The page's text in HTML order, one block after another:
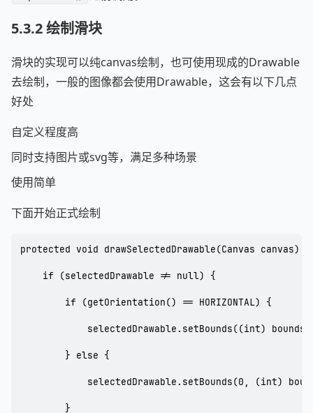
5.3.2 绘制滑块
滑块的实现可以纯canvas绘制，也可使用现成的Drawable
去绘制，一般的图像都会使用Drawable，这会有以下几点
好处
自定义程度高
同时支持图片或svg等，满足多种场景
使用简单
下面开始正式绘制
protected void drawSelectedDrawable(Canvas canvas) {
    if (selectedDrawable != null) {
        if (getOrientation() == HORIZONTAL) {
selectedDrawable.setBounds((int)
        } else {
selectedDrawable.setBounds(0, (int)
        }